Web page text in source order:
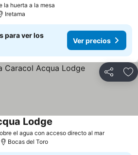
la huerta a la mesa
Iretama
para ver los
Ver precios
Compartir
el agua con acceso directo al mar
Lodge
Bocas del Toro